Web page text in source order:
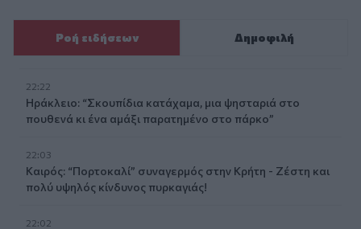
Ροή ειδήσεων Δημοφιλή
22:22
Ηράκλειο: “Σκουπίδια κατάχαμα, μια ψησταριά στο
πουθενά κι ένα αμάξι παρατημένο στο πάρκο”
22:03
Καιρός: “Πορτοκαλί” συναγερμός στην Κρήτη - Ζέστη και
πολύ υψηλός κίνδυνος πυρκαγιάς!
22:02